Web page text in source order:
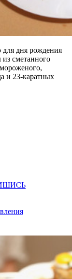
дня рождения
сметанного
и 23-каратных